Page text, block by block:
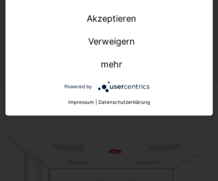
maximale Effizienz und Umweltschutz – immer und
Ein Quantensprung für die Steuerung Ihrer Beleuchtung.
Akzeptieren
Verweigern
mehr
Powered by
Impressum Datenschutzerklärung